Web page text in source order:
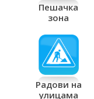
Пешачка
зона
Радови на
улицама